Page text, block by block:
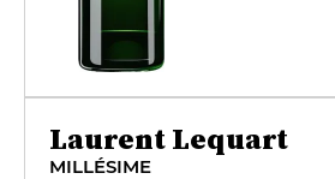
Laurent Lequart
MILLÉSIME